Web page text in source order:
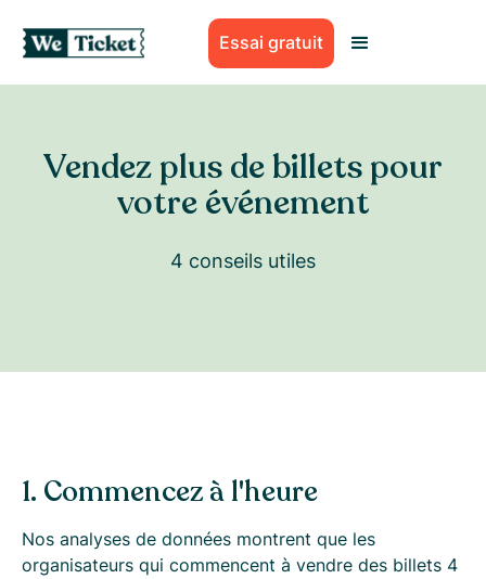
Essai gratuit
Vendez plus de billets pour
votre événement
4 conseils utiles
1. Commencez à l'heure
Nos analyses de données montrent que les
organisateurs qui commencent à vendre des billets 4